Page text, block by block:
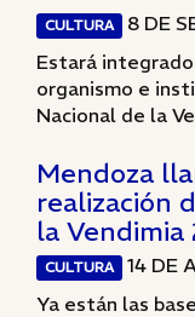
CULTURA
8 DE
Estará
organismo e
Nacional de la
Mendoza
realización
la Vendimia
CULTURA
14 DE
Ya están las